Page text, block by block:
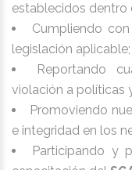
establecidos dentro
Cumpliendo
legislación aplicable;
Reportando
violación a políticas
Promoviendo
e integridad en los
Participando y